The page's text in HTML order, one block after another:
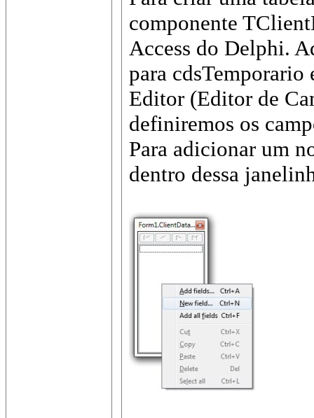
componente
Access do Delphi.
para
Editor (Editor de
definiremos os
Para adicionar um
dentro dessa